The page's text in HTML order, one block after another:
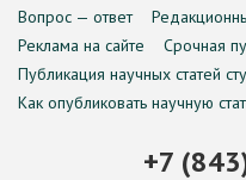
Вопрос — ответ
Реклама на сайте
Срочная
Публикация научных статей
Как опубликовать научную
+7